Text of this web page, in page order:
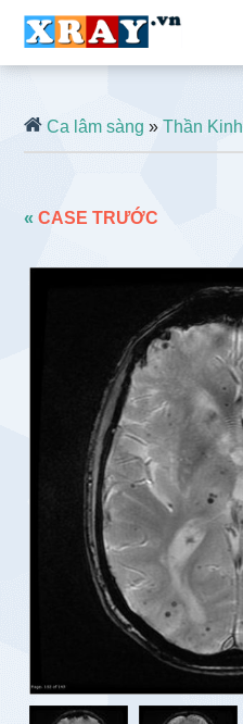
Ca lâm sàng »Thần Kinh
«CASE TRƯỚC